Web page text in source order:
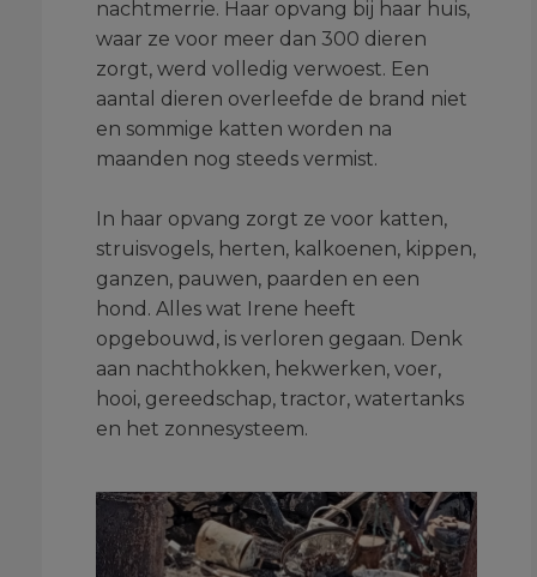
nachtmerrie. Haar opvang bij haar huis,
waar ze voor meer dan 300 dieren
zorgt, werd volledig verwoest. Een
aantal dieren overleefde de brand niet
en sommige katten worden na
maanden nog steeds vermist.
In haar opvang zorgt ze voor katten,
struisvogels, herten, kalkoenen, kippen,
ganzen, pauwen, paarden en een
hond. Alles wat Irene heeft
opgebouwd, is verloren gegaan. Denk
aan nachthokken, hekwerken, voer,
hooi, gereedschap, tractor, watertanks
en het zonnesysteem.